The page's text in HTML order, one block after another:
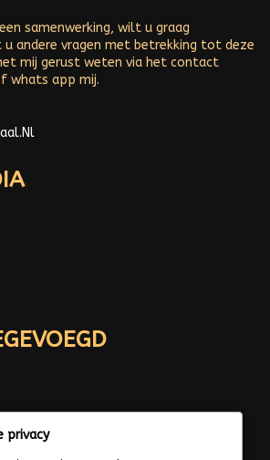
samenwerking, wilt u graag
andere vragen met betrekking tot deze
mij gerust weten via het contact
whats app mij.
privacy